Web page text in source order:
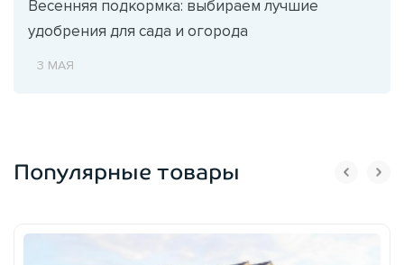
Весенняя подкормка: выбираем лучшие
удобрения для сада и огорода
3 МАЯ
Популярные товары